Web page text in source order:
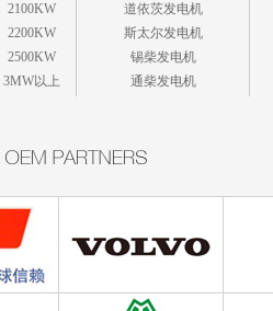
2100KW
2200KW
2500KW
3MW以上
道依茨发电机
斯太尔发电机
锡柴发电机
通柴发电机